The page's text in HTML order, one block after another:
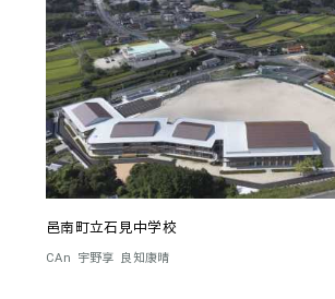
邑南町立石見中学校
CAn 宇野享 良知康晴